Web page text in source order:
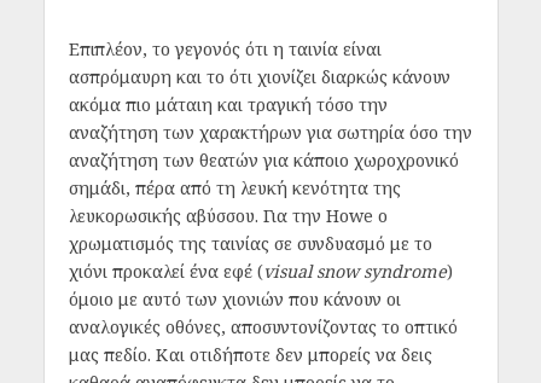
Επιπλέον, το γεγονός ότι η ταινία είναι
ασπρόμαυρη και το ότι χιονίζει διαρκώς κάνουν
ακόμα πιο μάταιη και τραγική τόσο την
αναζήτηση των χαρακτήρων για σωτηρία όσο την
αναζήτηση των θεατών για κάποιο χωροχρονικό
σημάδι, πέρα από τη λευκή κενότητα της
λευκορωσικής αβύσσου. Για την Howe ο
χρωματισμός της ταινίας σε συνδυασμό με το
χιόνι προκαλεί ένα εφέ (visual snow syndrome)
όμοιο με αυτό των χιονιών που κάνουν οι
αναλογικές οθόνες, αποσυντονίζοντας το οπτικό
μας πεδίο. Και οτιδήποτε δεν μπορείς να δεις